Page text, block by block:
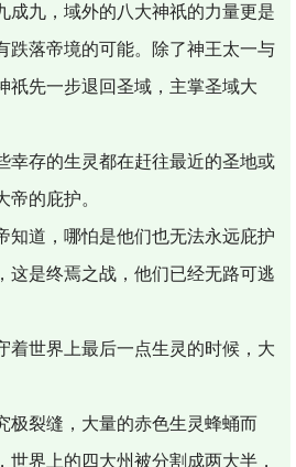
九，域外的八大神祇的力量更是
跌落帝境的可能。除了神王太一与
祇先一步退回圣域，主掌圣域大
存的生灵都在赶往最近的圣地或
帝的庇护。
道，哪怕是他们也无法永远庇护
这是终焉之战，他们已经无路可逃
世界上最后一点生灵的时候，大
裂缝，大量的赤色生灵蜂蛹而
世界上的四大州被分割成两大半，